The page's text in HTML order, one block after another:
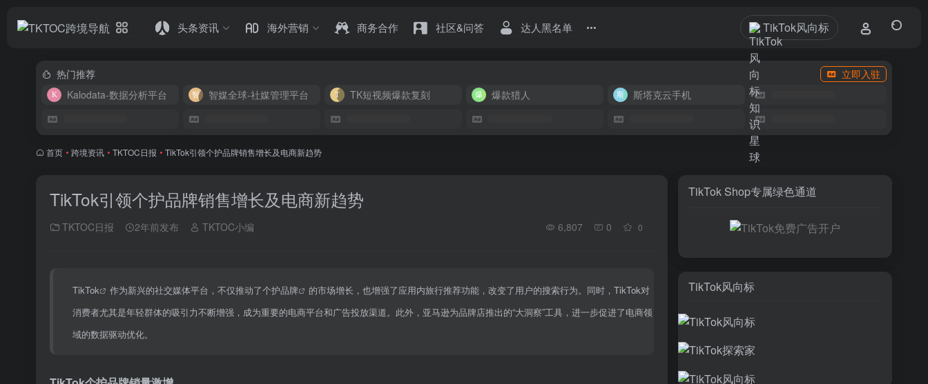
头条资讯 海外营销 商务合作 社区&问答 达人黑名单 TikTok风向标
热门推荐
立即入驻
Kalodata-数据分析平台
智媒全球-社媒管理平台 TK短视频爆款复刻 爆款猎人 斯塔克云手机
首页 • 跨境资讯 • TKTOC日报 • TikTok引领个护品牌销售增长及电商新趋势
TikTok引领个护品牌销售增长及电商新趋势
TKTOC日报 2年前发布 TKTOC小编 6,807 0 0
TikTok 作为新兴的社交媒体平台，不仅推动了个护品牌
的市场增长，也增强了应用内旅行推荐功能，改变了用户的搜索行为。同时，TikTok对
消费者尤其是年轻群体的吸引力不断增强，成为重要的电商平台和广告投放渠道。此外，亚马逊为品牌店推出的“大洞察”工具，进一步促进了电商领
域的数据驱动优化。
TikTok Shop专属绿色通道
TikTok风向标